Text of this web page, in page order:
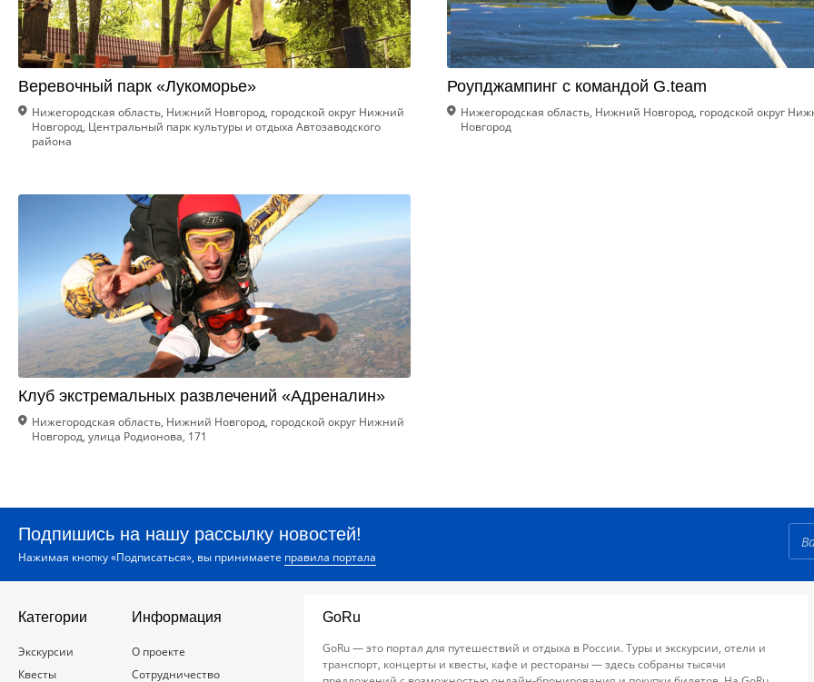
Веревочный парк «Лукоморье»
Нижегородская область, Нижний Новгород, городской округ Нижний
Новгород, Центральный парк культуры и отдыха Автозаводского
района
Роупджампинг с командой G.team
Нижегородская область, Нижний Новгород, городской округ
Новгород
Клуб экстремальных развлечений «Адреналин»
Нижегородская область, Нижний Новгород, городской округ Нижний
Новгород, улица Родионова, 171
Подпишись на нашу рассылку новостей!
Нажимая кнопку «Подписаться», вы принимаете правила портала
Категории
Экскурсии
Квесты
Информация
О проекте
Сотрудничество
GoRu
GoRu — это портал для путешествий и отдыха в России. Туры и экскурсии, отели и
транспорт, концерты и квесты, кафе и рестораны — здесь собраны тысячи